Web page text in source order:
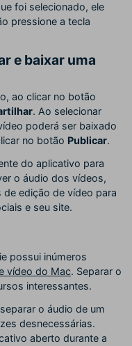
foi selecionado, ele
pressione a tecla
e baixar uma
ao clicar no botão
. Ao selecionar
poderá ser baixado
no botão Publicar.
do aplicativo para
o áudio dos vídeos,
edição de vídeo para
e seu site.
possui inúmeros
vídeo do Mac. Separar o
interessantes.
o áudio de um
desnecessárias.
aberto durante a